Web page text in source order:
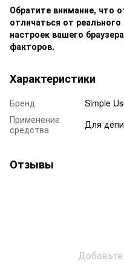
Обратите внимание, что
отличаться от
настроек вашего
факторов.
Характеристики
Бренд
Simple
Применение
средства
Для
Отзывы